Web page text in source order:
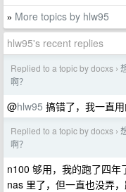
» More topics by hlw95
hlw95's recent replies
Replied to a topic by docxs ›
啊？
@hlw95 搞错了，我一直
Replied to a topic by docxs ›
啊？
n100 够用，我的跑了四年
nas 里了，但一直也没弄，